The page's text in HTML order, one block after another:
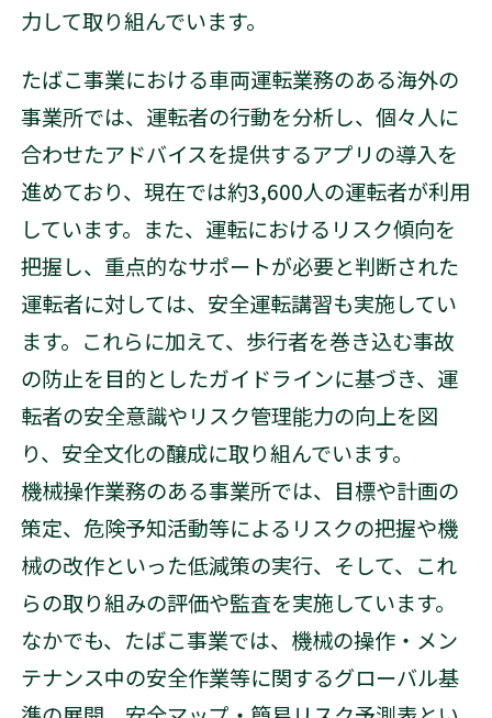
力して取り組んでいます。
たばこ事業における車両運転業務のある海外の
事業所では、運転者の行動を分析し、個々人に
合わせたアドバイスを提供するアプリの導入を
進めており、現在では約3,600人の運転者が利用
しています。また、運転におけるリスク傾向を
把握し、重点的なサポートが必要と判断された
運転者に対しては、安全運転講習も実施してい
ます。これらに加えて、歩行者を巻き込む事故
の防止を目的としたガイドラインに基づき、運
転者の安全意識やリスク管理能力の向上を図
り、安全文化の醸成に取り組んでいます。
機械操作業務のある事業所では、目標や計画の
策定、危険予知活動等によるリスクの把握や機
械の改作といった低減策の実行、そして、これ
らの取り組みの評価や監査を実施しています。
なかでも、たばこ事業では、機械の操作・メン
テナンス中の安全作業等に関するグローバル基